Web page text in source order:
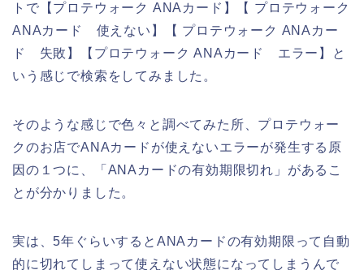
トで【プロテウォーク ANAカード】【 プロテウォーク
ANAカード 使えない】【 プロテウォーク ANAカー
ド 失敗】【プロテウォーク ANAカード エラー】と
いう感じで検索をしてみました。
そのような感じで色々と調べてみた所、プロテウォー
クのお店でANAカードが使えないエラーが発生する原
因の１つに、「ANAカードの有効期限切れ」があるこ
とが分かりました。
実は、5年ぐらいするとANAカードの有効期限って自動
的に切れてしまって使えない状態になってしまうんで